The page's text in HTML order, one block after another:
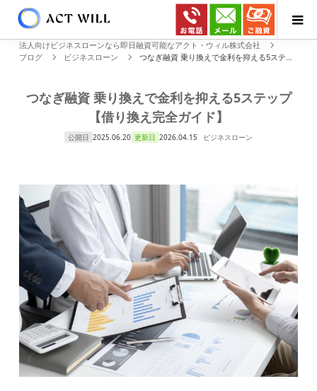
法人向けビジネスローンなら即日融資可能なアクト・ウィル株式会社
ブログ
ビジネスローン つなぎ融資 乗り換えで金利を抑える5ステ...
つなぎ融資 乗り換えで金利を抑える5ステップ
【借り換え完全ガイド】
公開日 2025.06.20 更新日 2026.04.15 ビジネスローン